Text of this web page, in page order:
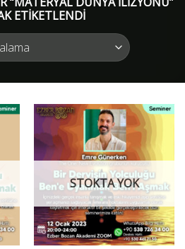
ETIKETLENDI
STOKTA YOK